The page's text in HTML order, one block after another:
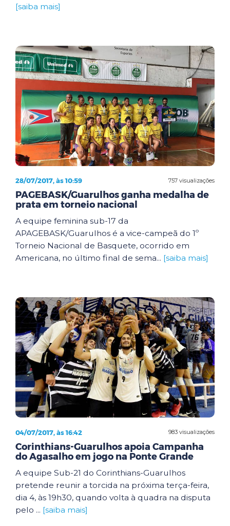
[saiba mais]
757 visualizações
28/07/2017, às 10:59
PAGEBASK/Guarulhos ganha medalha de
prata em torneio nacional
A equipe feminina sub-17 da
APAGEBASK/Guarulhos é a vice-campeã do 1º
Torneio Nacional de Basquete, ocorrido em
Americana, no último final de sema... [saiba mais]
983 visualizações
04/07/2017, às 16:42
Corinthians-Guarulhos apoia Campanha
do Agasalho em jogo na Ponte Grande
A equipe Sub-21 do Corinthians-Guarulhos
pretende reunir a torcida na próxima terça-feira,
dia 4, às 19h30, quando volta à quadra na disputa
pelo ... [saiba mais]